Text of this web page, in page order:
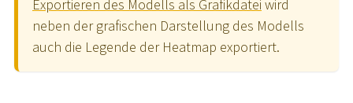
Exportieren des Modells als Grafikdatei wird
neben der grafischen Darstellung des Modells
auch die Legende der Heatmap exportiert.